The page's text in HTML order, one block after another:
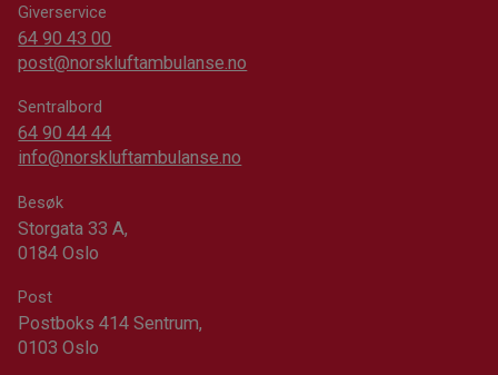
Giverservice
64 90 43 00
post@norskluftambulanse.no
Sentralbord
64 90 44 44
info@norskluftambulanse.no
Besøk
Storgata 33 A,
0184 Oslo
Post
Postboks 414 Sentrum,
0103 Oslo